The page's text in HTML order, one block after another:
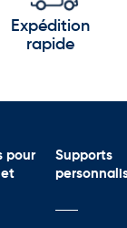
Expédition
rapide
pour
Supports